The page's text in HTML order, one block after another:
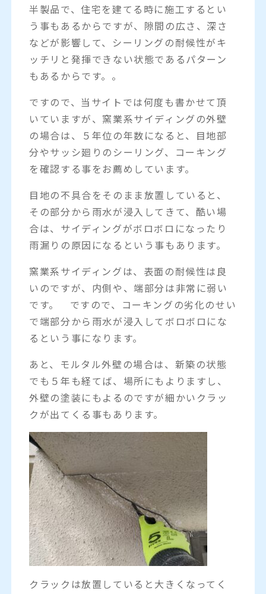
半製品で、住宅を建てる時に施工するとい
う事もあるからですが、隙間の広さ、深さ
などが影響して、シーリングの耐候性がキ
ッチリと発揮できない状態であるパターン
もあるからです。。
ですので、当サイトでは何度も書かせて頂
いていますが、窯業系サイディングの外壁
の場合は、５年位の年数になると、目地部
分やサッシ廻りのシーリング、コーキング
を確認する事をお薦めしています。
目地の不具合をそのまま放置していると、
その部分から雨水が浸入してきて、酷い場
合は、サイディングがボロボロになったり
雨漏りの原因になるという事もあります。
窯業系サイディングは、表面の耐候性は良
いのですが、内側や、端部分は非常に弱い
です。 ですので、コーキングの劣化のせい
で端部分から雨水が浸入してボロボロにな
るという事になります。
あと、モルタル外壁の場合は、新築の状態
でも５年も経てば、場所にもよりますし、
外壁の塗装にもよるのですが細かいクラッ
クが出てくる事もあります。
クラックは放置していると大きくなってく